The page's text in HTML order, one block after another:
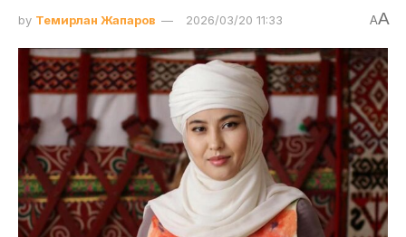
by Темирлан Жапаров 2026/03/20 11:33 AA